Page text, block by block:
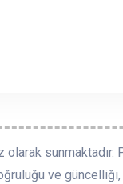
olarak sunmaktadır.
ve